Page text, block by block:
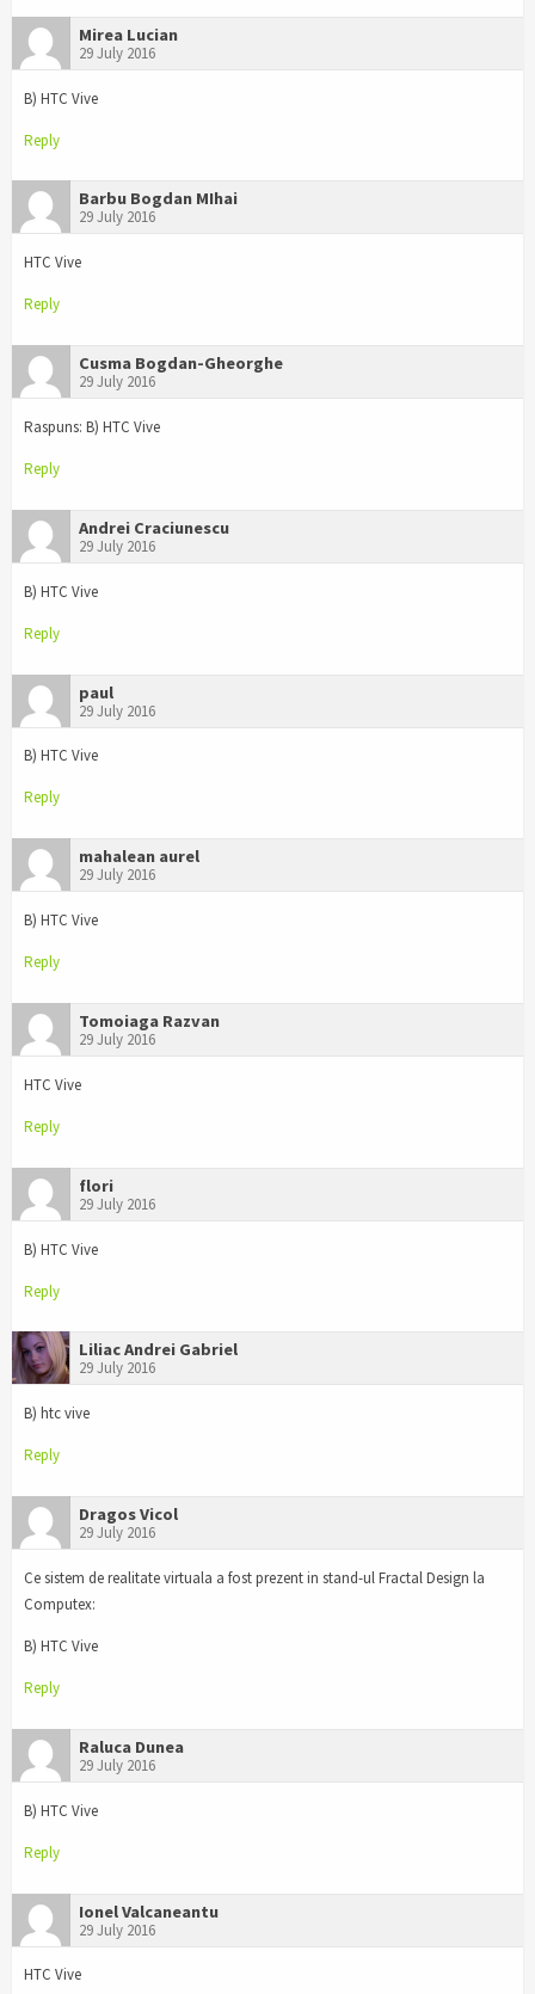
Mirea Lucian
29 July 2016
B) HTC Vive
Reply
Barbu Bogdan MIhai
29 July 2016
HTC Vive
Reply
Cusma Bogdan-Gheorghe
29 July 2016
Raspuns: B) HTC Vive
Reply
Andrei Craciunescu
29 July 2016
B) HTC Vive
Reply
paul
29 July 2016
B) HTC Vive
Reply
mahalean aurel
29 July 2016
B) HTC Vive
Reply
Tomoiaga Razvan
29 July 2016
HTC Vive
Reply
flori
29 July 2016
B) HTC Vive
Reply
Liliac Andrei Gabriel
29 July 2016
B) htc vive
Reply
Dragos Vicol
29 July 2016
Ce sistem de realitate virtuala a fost prezent in stand-ul Fractal Design la
Computex:
B) HTC Vive
Reply
Raluca Dunea
29 July 2016
B) HTC Vive
Reply
Ionel Valcaneantu
29 July 2016
HTC Vive